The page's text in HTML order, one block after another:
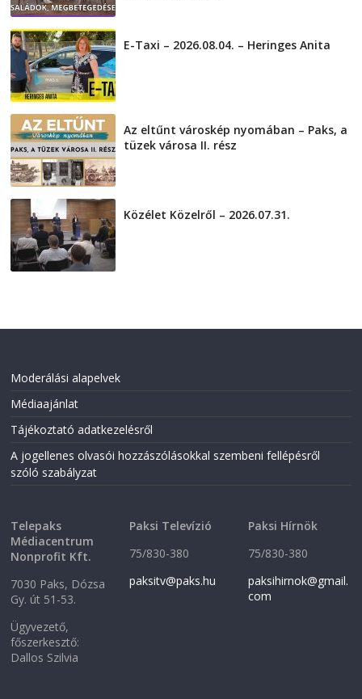
E-Taxi – 2026.08.04. – Heringes Anita
Az eltűnt városkép nyomában – Paks, a
tüzek városa II. rész
Közélet Közelről – 2026.07.31.
Moderálási alapelvek
Médiaajánlat
Tájékoztató adatkezelésről
A jogellenes olvasói hozzászólásokkal szembeni fellépésről
szóló szabályzat
Telepaks
Médiacentrum
Nonprofit Kft.
7030 Paks, Dózsa
Gy. út 51-53.
Ügyvezető,
főszerkesztő:
Dallos Szilvia
Paksi Televízió
75/830-380
paksitv@paks.hu
Paksi Hírnök
75/830-380
paksihirnok@gmail.
com